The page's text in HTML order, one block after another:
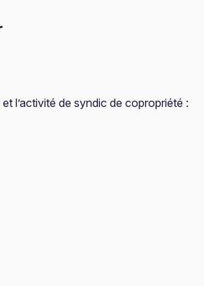
l’activité de syndic de copropriété :